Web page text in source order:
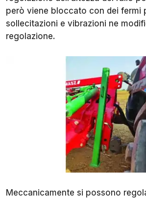
però viene bloccato con dei fermi
sollecitazioni e vibrazioni ne
regolazione.
Meccanicamente si possono